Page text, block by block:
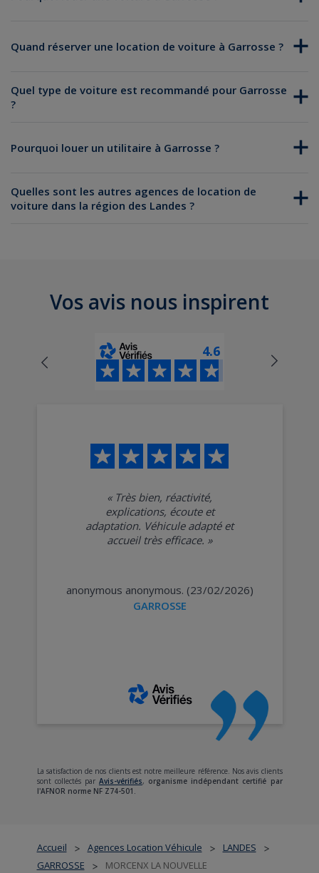
Accueil > Agences Location Véhicule > LANDES >
GARROSSE > MORCENX LA NOUVELLE
Quand réserver une location de voiture à Garrosse ?
Quel type de voiture est recommandé pour Garrosse
?
Pourquoi louer un utilitaire à Garrosse ?
Quelles sont les autres agences de location de
voiture dans la région des Landes ?
Vos avis nous inspirent
4.6
« Très bien, réactivité,
explications, écoute et
adaptation. Véhicule adapté et
accueil très efficace. »
anonymous anonymous. (23/02/2026)
GARROSSE
La satisfaction de nos clients est notre meilleure référence. Nos avis clients
sont collectés par Avis-vérifiés, organisme indépendant certifié par
l'AFNOR norme NF Z74-501.